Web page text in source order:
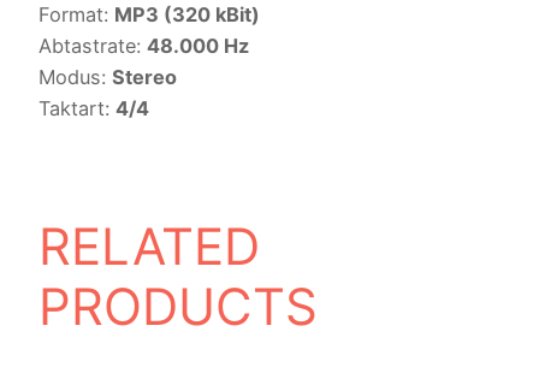
Format: MP3 (320 kBit)
Abtastrate: 48.000 Hz
Modus: Stereo
Taktart: 4/4
RELATED
PRODUCTS